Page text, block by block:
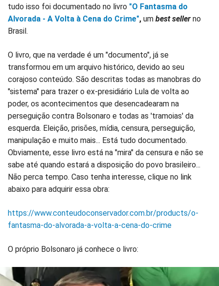
tudo isso foi documentado no livro "O Fantasma do
Alvorada - A Volta à Cena do Crime", um best seller no
Brasil.
O livro, que na verdade é um "documento", já se
transformou em um arquivo histórico, devido ao seu
corajoso conteúdo. São descritas todas as manobras do
"sistema" para trazer o ex-presidiário Lula de volta ao
poder, os acontecimentos que desencadearam na
perseguição contra Bolsonaro e todas as 'tramoias' da
esquerda. Eleição, prisões, mídia, censura, perseguição,
manipulação e muito mais... Está tudo documentado.
Obviamente, esse livro está na "mira" da censura e não se
sabe até quando estará a disposição do povo brasileiro...
Não perca tempo. Caso tenha interesse, clique no link
abaixo para adquirir essa obra:
https://www.conteudoconservador.com.br/products/o-
fantasma-do-alvorada-a-volta-a-cena-do-crime
O próprio Bolsonaro já conhece o livro: